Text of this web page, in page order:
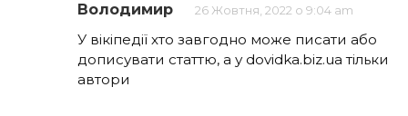
Володимир 26 Жовтня, 2022 о 9:04 am
У вікіпедії хто завгодно може писати або
дописувати статтю, а у dovidka.biz.ua тільки
автори